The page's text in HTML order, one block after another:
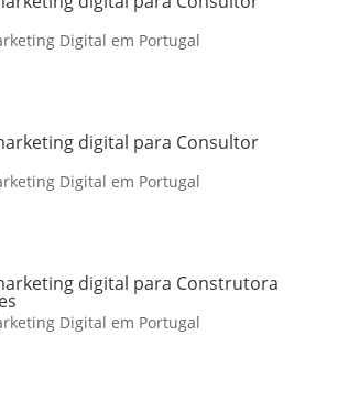
Digital em Portugal
digital para Consultor
Digital em Portugal
digital para Construtora
Digital em Portugal